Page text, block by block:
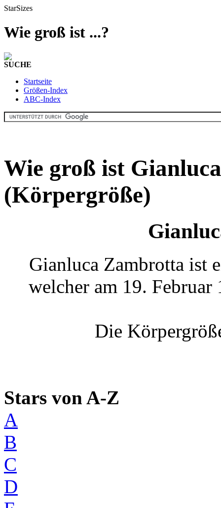
StarSizes
Wie groß ist ...?
SUCHE
Startseite
Größen-Index
ABC-Index
Wie groß ist
(Körpergröße)
Gianluca Zambrotta ist
welcher am 19.
Die
Stars von A-Z
A
B
C
D